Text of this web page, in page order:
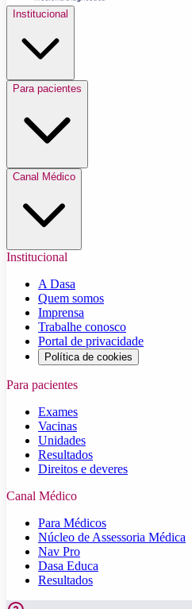
Institucional
Para pacientes
Canal Médico
Institucional
A Dasa
Quem somos
Imprensa
Trabalhe conosco
Portal de privacidade
Política de cookies
Para pacientes
Exames
Vacinas
Unidades
Resultados
Direitos e deveres
Canal Médico
Para Médicos
Núcleo de Assessoria Médica
Nav Pro
Dasa Educa
Resultados